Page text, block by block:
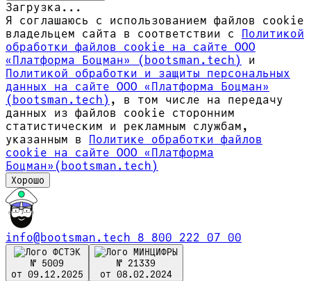
Загрузка...
Я соглашаюсь с использованием файлов cookie
владельцем сайта в соответствии с Политикой
обработки файлов сookie на сайте ООО
«Платформа Боцман» (bootsman.tech)
и
Политикой обработки и защиты персональных
данных на сайте ООО «Платформа Боцман»
(bootsman.tech) , в том числе на передачу
данных из файлов cookie сторонним
статистическим и рекламным службам,
указанным в Политике обработки файлов
сookie на сайте ООО «Платформа
Боцман»(bootsman.tech)
Хорошо
info@bootsman.tech 8 800 222 07 00
№ 5009
от 09.12.2025
№ 21339
от 08.02.2024